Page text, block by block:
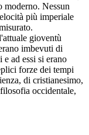
moderno. Nessun
più imperiale
gioventù
imbevuti di
ad essi si erano
forze dei tempi
di cristianesimo,
occidentale,